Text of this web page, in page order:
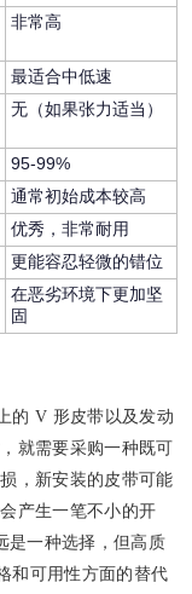
非常高
最适合中低速
无（如果张力适当）
95-99%
通常初始成本较高
优秀，非常耐用
更能容忍轻微的错位
在恶劣环境下更加坚
固
的 V 形皮带以及发动
就需要采购一种既可
，新安装的皮带可能
产生一笔不小的开
是一种选择，但高质
和可用性方面的替代